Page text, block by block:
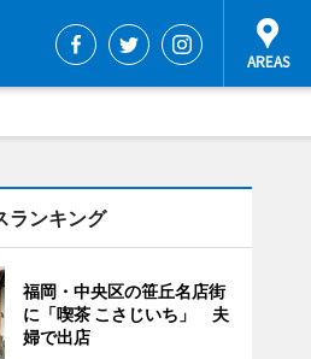
ランキング
福岡・中央区の笹丘名店街
に「喫茶 こさじいち」 夫
婦で出店